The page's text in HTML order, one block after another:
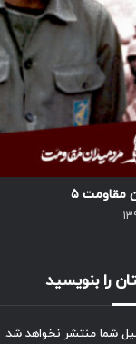
مقاومت ۵
را بنویسید
شما منتشر نخواهد شد.